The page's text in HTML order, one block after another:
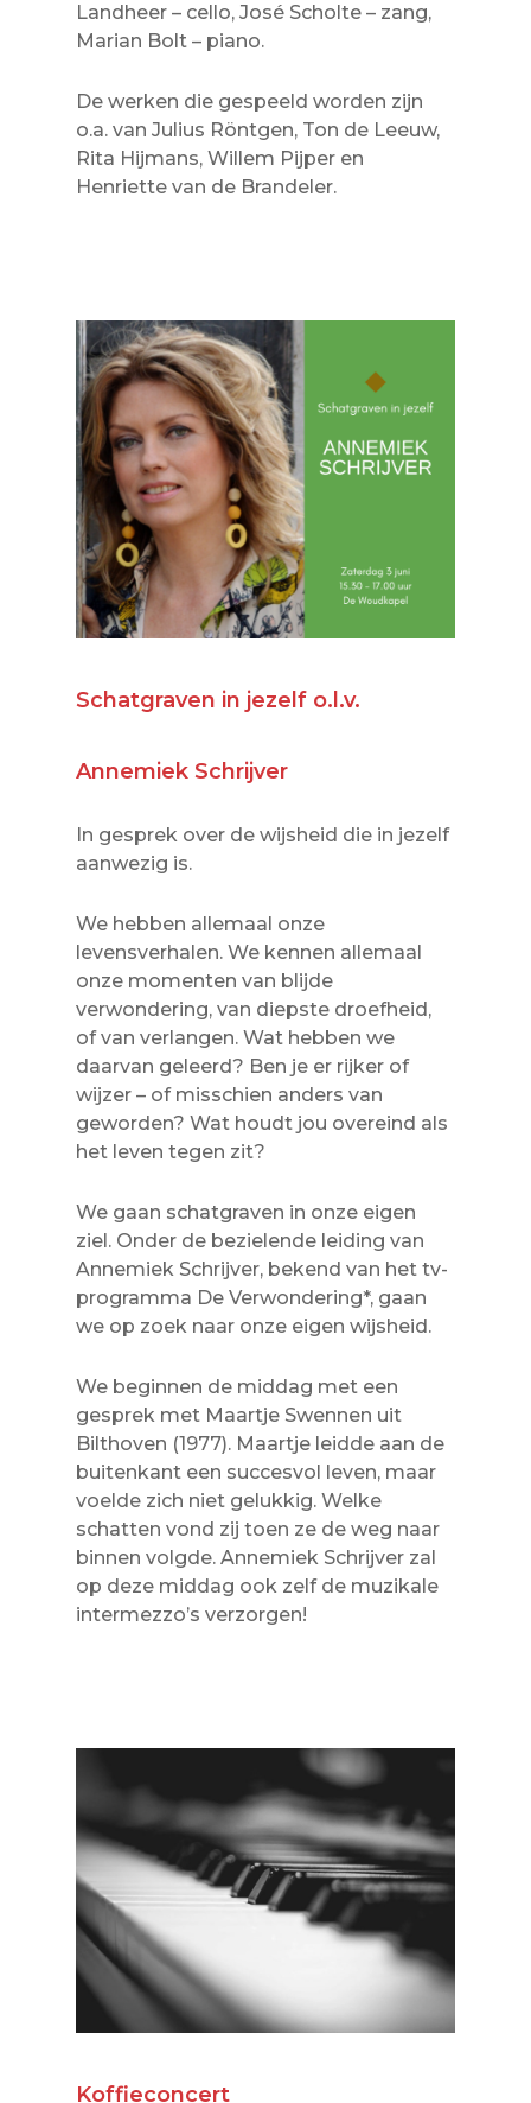
Landheer – cello, José Scholte – zang,
Marian Bolt – piano.
De werken die gespeeld worden zijn
o.a. van Julius Röntgen, Ton de Leeuw,
Rita Hijmans, Willem Pijper en
Henriette van de Brandeler.
Schatgraven in jezelf o.l.v.
Annemiek Schrijver
In gesprek over de wijsheid die in jezelf
aanwezig is.
We hebben allemaal onze
levensverhalen. We kennen allemaal
onze momenten van blijde
verwondering, van diepste droefheid,
of van verlangen. Wat hebben we
daarvan geleerd? Ben je er rijker of
wijzer – of misschien anders van
geworden? Wat houdt jou overeind als
het leven tegen zit?
We gaan schatgraven in onze eigen
ziel. Onder de bezielende leiding van
Annemiek Schrijver, bekend van het tv-
programma De Verwondering*, gaan
we op zoek naar onze eigen wijsheid.
We beginnen de middag met een
gesprek met Maartje Swennen uit
Bilthoven (1977). Maartje leidde aan de
buitenkant een succesvol leven, maar
voelde zich niet gelukkig. Welke
schatten vond zij toen ze de weg naar
binnen volgde. Annemiek Schrijver zal
op deze middag ook zelf de muzikale
intermezzo’s verzorgen!
Koffieconcert